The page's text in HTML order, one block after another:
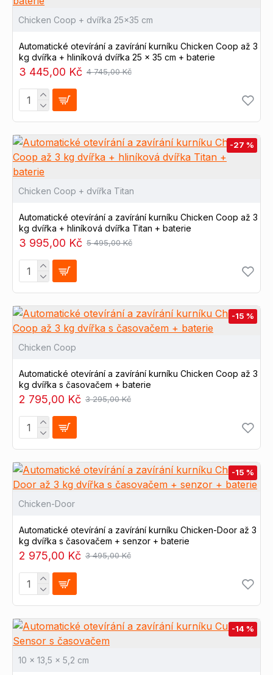
Chicken Coop + dvířka 25x35 cm
Automatické otevírání a zavírání kurníku Chicken Coop až 3
kg dvířka + hliníková dvířka 25 x 35 cm + baterie
3 445,00 Kč 4 745,00 Kč
-27 %
Chicken Coop + dvířka Titan
Automatické otevírání a zavírání kurníku Chicken Coop až 3
kg dvířka + hliníková dvířka Titan + baterie
3 995,00 Kč 5 495,00 Kč
-15 %
Chicken Coop
Automatické otevírání a zavírání kurníku Chicken Coop až 3
kg dvířka s časovačem + baterie
2 795,00 Kč 3 295,00 Kč
-15 %
Chicken-Door
Automatické otevírání a zavírání kurníku Chicken-Door až 3
kg dvířka s časovačem + senzor + baterie
2 975,00 Kč 3 495,00 Kč
-14 %
10 x 13,5 x 5,2 cm